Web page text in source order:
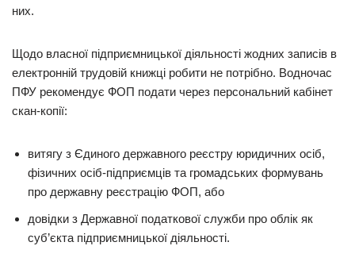
них.
Щодо власної підприємницької діяльності жодних записів в
електронній трудовій книжці робити не потрібно. Водночас
ПФУ рекомендує ФОП подати через персональний кабінет
скан-копії:
витягу з Єдиного державного реєстру юридичних осіб,
фізичних осіб-підприємців та громадських формувань
про державну реєстрацію ФОП, або
довідки з Державної податкової служби про облік як
суб’єкта підприємницької діяльності.